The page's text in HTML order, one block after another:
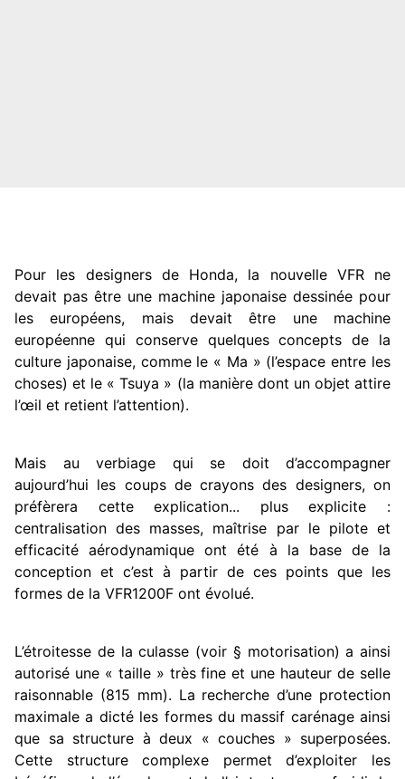
Pour les designers de Honda, la nouvelle VFR ne
devait pas être une machine japonaise dessinée pour
les européens, mais devait être une machine
européenne qui conserve quelques concepts de la
culture japonaise, comme le « Ma » (l’espace entre les
choses) et le « Tsuya » (la manière dont un objet attire
l’œil et retient l’attention).
Mais au verbiage qui se doit d’accompagner
aujourd’hui les coups de crayons des designers, on
préfèrera cette explication... plus explicite :
centralisation des masses, maîtrise par le pilote et
efficacité aérodynamique ont été à la base de la
conception et c’est à partir de ces points que les
formes de la VFR1200F ont évolué.
L’étroitesse de la culasse (voir § motorisation) a ainsi
autorisé une « taille » très fine et une hauteur de selle
raisonnable (815 mm). La recherche d’une protection
maximale a dicté les formes du massif carénage ainsi
que sa structure à deux « couches » superposées.
Cette structure complexe permet d’exploiter les